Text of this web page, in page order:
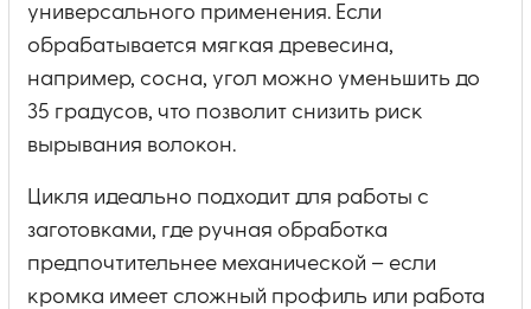
универсального применения. Если
обрабатывается мягкая древесина,
например, сосна, угол можно уменьшить до
35 градусов, что позволит снизить риск
вырывания волокон.
Цикля идеально подходит для работы с
заготовками, где ручная обработка
предпочтительнее механической – если
кромка имеет сложный профиль или работа